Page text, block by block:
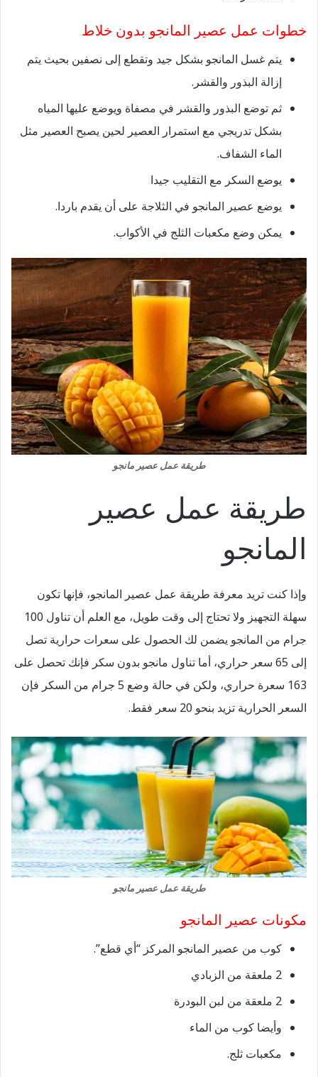
خطوات عمل عصير المانجو بدون خلاط
يتم غسل المانجو بشكل جيد وتقطع إلى نصفين بحيث يتم
إزالة البذور والقشر.
ثم توضع البذور والقشر في مصفاة ويوضع عليها المياه
بشكل تدريجي مع استمرار العصير لحين يصبح العصير مثل
الماء الشفاف.
يوضع السكر مع التقليب جيدا
يوضع عصير المانجو في الثلاجة على أن يقدم باردا.
يمكن وضع مكعبات الثلج في الأكواب.
طريقة عمل عصير مانجو
طريقة عمل عصير
المانجو
وإذا كنت تريد معرفة طريقة عمل عصير المانجو، فإنها تكون
سهلة التجهيز ولا تحتاج إلى وقت طويل، مع العلم أن تناول 100
جرام من المانجو يضمن لك الحصول على سعرات حرارية تصل
إلى 65 سعر حراري، أما تناول مانجو بدون سكر فإنك تحصل على
163 سعرة حراري، ولكن في حالة وضع 5 جرام من السكر فإن
السعر الحرارية تزيد بنحو 20 سعر فقط.
طريقة عمل عصير مانجو
مكونات عصير المانجو
كوب من عصير المانجو المركز “أي قطع”.
2 ملعقة من الزبادي
2 ملعقة من لبن البودرة
وأيضا كوب من الماء
مكعبات ثلج.